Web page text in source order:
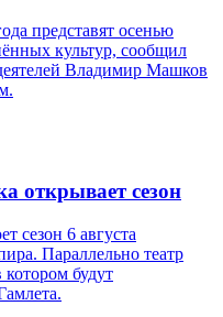
представят осенью
культур, сообщил
Владимир Машков
открывает сезон
сезон 6 августа
Параллельно театр
будут